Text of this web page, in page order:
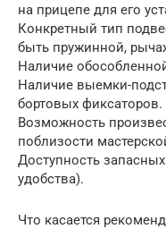
на прицепе для его
Конкретный тип
быть пружинной,
Наличие
Наличие выемки-
бортовых фиксаторов.
Возможность
поблизости
Доступность
удобства).
Что касается